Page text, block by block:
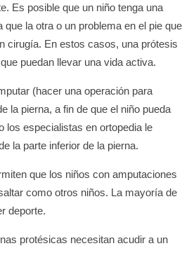
Es posible que un niño tenga una
la otra o un problema en el pie que
cirugía. En estos casos, una prótesis
puedan llevar una vida activa.
(hacer una operación para
la pierna, a fin de que el niño pueda
los especialistas en ortopedia le
la parte inferior de la pierna.
que los niños con amputaciones
como otros niños. La mayoría de
deporte.
protésicas necesitan acudir a un